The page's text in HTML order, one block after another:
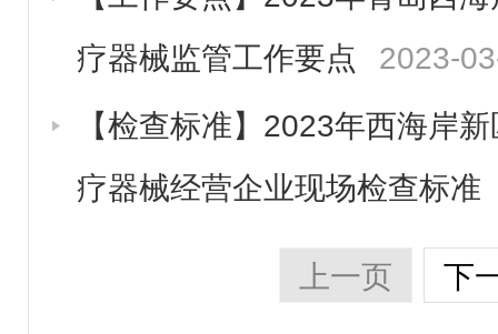
疗器械监管工作要点
2023-
【检查标准】2023年西海岸
疗器械经营企业现场检查标准
上一页 下